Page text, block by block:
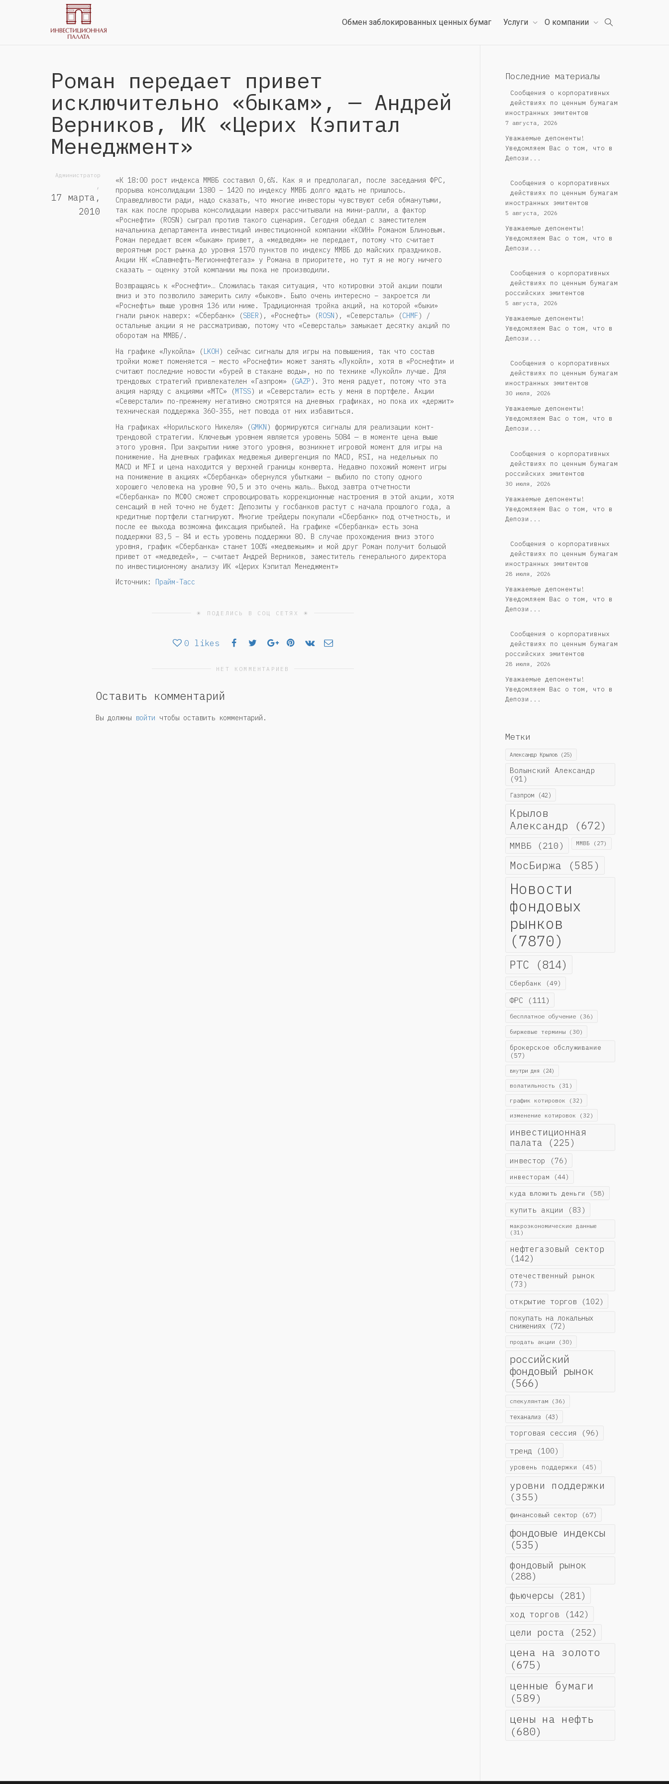
Обмен заблокированных ценных бумаг Услуги О компании
Роман передает привет
исключительно «быкам», — Андрей
Верников, ИК «Церих Кэпитал
Менеджмент»
Администратор
,
17 марта,
2010
«К 18:00 рост индекса ММВБ составил 0,6%. Как я и предполагал, после заседания ФРС,
прорыва консолидации 1380 – 1420 по индексу ММВБ долго ждать не пришлось.
Справедливости ради, надо сказать, что многие инвесторы чувствуют себя обманутыми,
так как после прорыва консолидации наверх рассчитывали на мини-ралли, а фактор
«Роснефти» (ROSN) сыграл против такого сценария. Сегодня обедал с заместителем
начальника департамента инвестиций инвестиционной компании «КОИН» Романом Блиновым.
Роман передает всем «быкам» привет, а «медведям» не передает, потому что считает
вероятным рост рынка до уровня 1570 пунктов по индексу ММВБ до майских праздников.
Акции НК «Славнефть-Мегионнефтегаз» у Романа в приоритете, но тут я не могу ничего
сказать – оценку этой компании мы пока не производили.
Возвращаясь к «Роснефти»… Сложилась такая ситуация, что котировки этой акции пошли
вниз и это позволило замерить силу «быков». Было очень интересно – закроется ли
«Роснефть» выше уровня 136 или ниже. Традиционная тройка акций, на которой «быки»
гнали рынок наверх: «Сбербанк» (SBER), «Роснефть» (ROSN), «Северсталь» (CHMF) /
остальные акции я не рассматриваю, потому что «Северсталь» замыкает десятку акций по
оборотам на ММВБ/.
На графике «Лукойла» (LKOH) сейчас сигналы для игры на повышения, так что состав
тройки может поменяется – место «Роснефти» может занять «Лукойл», хотя в «Роснефти» и
считают последние новости «бурей в стакане воды», но по технике «Лукойл» лучше. Для
трендовых стратегий привлекателен «Газпром» (GAZP). Это меня радует, потому что эта
акция наряду с акциями «МТС» (MTSS) и «Северстали» есть у меня в портфеле. Акции
«Северстали» по-прежнему негативно смотрятся на дневных графиках, но пока их «держит»
техническая поддержка 360-355, нет повода от них избавиться.
На графиках «Норильского Никеля» (GMKN) формируются сигналы для реализации конт-
трендовой стратегии. Ключевым уровнем является уровень 5084 — в моменте цена выше
этого уровня. При закрытии ниже этого уровня, возникнет игровой момент для игры на
понижение. На дневных графиках медвежья дивергенция по MACD, RSI, на недельных по
MACD и MFI и цена находится у верхней границы конверта. Недавно похожий момент игры
на понижение в акциях «Сбербанка» обернулся убытками – выбило по стопу одного
хорошего человека на уровне 90,5 и это очень жаль… Выход завтра отчетности
«Сбербанка» по МСФО сможет спровоцировать коррекционные настроения в этой акции, хотя
сенсаций в ней точно не будет: Депозиты у госбанков растут с начала прошлого года, а
кредитные портфели стагнируют. Многие трейдеры покупали «Сбербанк» под отчетность, и
после ее выхода возможна фиксация прибылей. На графике «Сбербанка» есть зона
поддержки 83,5 – 84 и есть уровень поддержки 80. В случае прохождения вниз этого
уровня, график «Сбербанка» станет 100% «медвежьим» и мой друг Роман получит большой
привет от «медведей», — считает Андрей Верников, заместитель генерального директора
по инвестиционному анализу ИК «Церих Кэпитал Менеджмент»
Источник:
Прайм-Тасс
☀ ПОДЕЛИСЬ В СОЦ СЕТЯХ ☀
0 likes
НЕТ КОММЕНТАРИЕВ
Оставить комментарий
Вы должны войти чтобы оставить комментарий.
Последние материалы
Сообщения о корпоративных
действиях по ценным бумагам
иностранных эмитентов
7 августа, 2026
Уважаемые депоненты!
Уведомляем Вас о том, что в
Депози...
Сообщения о корпоративных
действиях по ценным бумагам
иностранных эмитентов
5 августа, 2026
Уважаемые депоненты!
Уведомляем Вас о том, что в
Депози...
Cообщения о корпоративных
действиях по ценным бумагам
российских эмитентов
5 августа, 2026
Уважаемые депоненты!
Уведомляем Вас о том, что в
Депози...
Сообщения о корпоративных
действиях по ценным бумагам
иностранных эмитентов
30 июля, 2026
Уважаемые депоненты!
Уведомляем Вас о том, что в
Депози...
Cообщения о корпоративных
действиях по ценным бумагам
российских эмитентов
30 июля, 2026
Уважаемые депоненты!
Уведомляем Вас о том, что в
Депози...
Сообщения о корпоративных
действиях по ценным бумагам
иностранных эмитентов
28 июля, 2026
Уважаемые депоненты!
Уведомляем Вас о том, что в
Депози...
Cообщения о корпоративных
действиях по ценным бумагам
российских эмитентов
28 июля, 2026
Уважаемые депоненты!
Уведомляем Вас о том, что в
Депози...
Метки
Александр Крылов(25)
Волынский Александр
(91)
Газпром(42)
Крылов
Александр (672)
ММВБ (210) ММВБ (27)
МосБиржа (585)
Новости
фондовых
рынков
(7870)
РТС (814)
Сбербанк (49)
ФРС (111)
бесплатное обучение(36)
биржевые термины(30)
брокерское обслуживание
(57)
внутри дня (24)
волатильность (31)
график котировок (32)
изменение котировок (32)
инвестиционная
палата (225)
инвестор (76)
инвесторам (44)
куда вложить деньги (58)
купить акции (83)
макроэкономические данные
(31)
нефтегазовый сектор
(142)
отечественный рынок
(73)
открытие торгов (102)
покупать на локальных
снижениях(72)
продать акции (30)
российский
фондовый рынок
(566)
спекулянтам(36)
теханализ (43)
торговая сессия (96)
тренд (100)
уровень поддержки (45)
уровни поддержки
(355)
финансовый сектор (67)
фондовые индексы
(535)
фондовый рынок
(288)
фьючерсы (281)
ход торгов (142)
цели роста (252)
цена на золото
(675)
ценные бумаги
(589)
цены на нефть
(680)